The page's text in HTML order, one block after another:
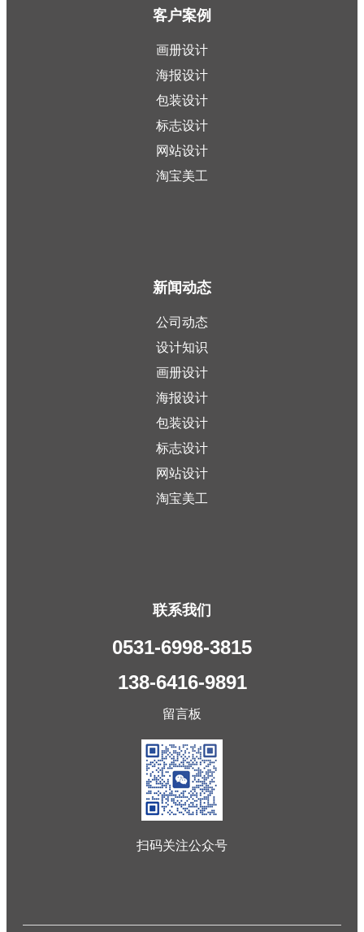
客户案例
画册设计
海报设计
包装设计
标志设计
网站设计
淘宝美工
新闻动态
公司动态
设计知识
画册设计
海报设计
包装设计
标志设计
网站设计
淘宝美工
联系我们
0531-6998-3815
138-6416-9891
留言板
扫码关注公众号